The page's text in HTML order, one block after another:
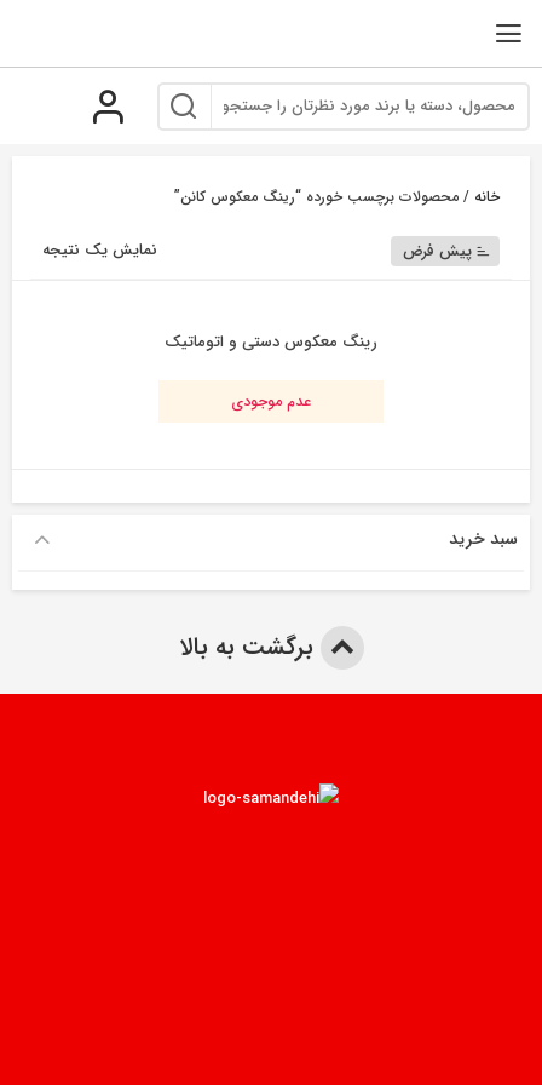
خانه / محصولات برچسب خورده “رینگ معکوس کانن”
نمایش یک نتیجه پیش فرض
رینگ معکوس دستی و اتوماتیک
عدم موجودی
سبد خرید
برگشت به بالا